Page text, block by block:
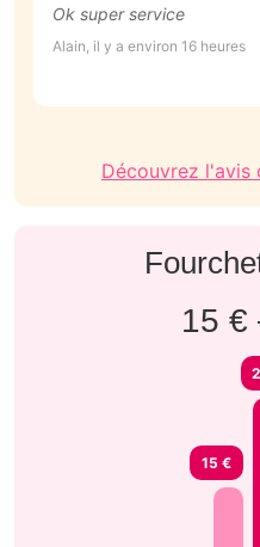
Ok super service
Alain, il y a environ 16 heures
Découvrez l'avis
15 €
15 €